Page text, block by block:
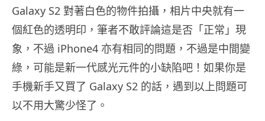
Galaxy S2 對著白色的物件拍攝，相片中央就有一
個紅色的透明印，筆者不敢評論這是否「正常」現
象，不過 iPhone4 亦有相同的問題，不過是中間變
綠，可能是新一代感光元件的小缺陷吧！如果你是
手機新手又買了 Galaxy S2 的話，遇到以上問題可
以不用大驚少怪了。